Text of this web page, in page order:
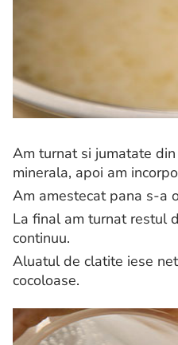
Am turnat si jumatate
minerala, apoi am
Am amestecat pana s-a
La final am turnat restul
continuu.
Aluatul de clatite iese
cocoloase.